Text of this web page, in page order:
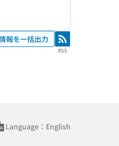
報を一括出力 RSS
RSS
Language：English